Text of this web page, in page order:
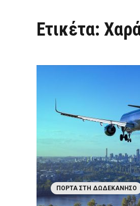
Ετικέτα:
ΠΌΡΤΑ ΣΤΗ ΔΩΔΕΚΆΝΗΣΟ